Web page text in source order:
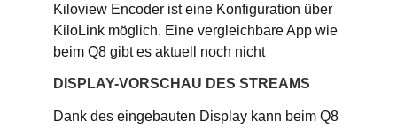
Kiloview Encoder ist eine Konfiguration über
KiloLink möglich. Eine vergleichbare App wie
beim Q8 gibt es aktuell noch nicht
DISPLAY-VORSCHAU DES STREAMS
Dank des eingebauten Display kann beim Q8